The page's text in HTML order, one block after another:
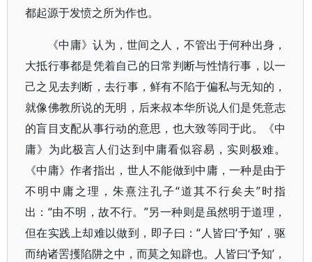
都起源于发愤之所为作也。
《中庸》认为，世间之人，不管出于何种出身，
大抵行事都是凭着自己的日常判断与性情行事，以一
己之见去判断，去行事，鲜有不陷于偏私与无知的，
就像佛教所说的无明，后来叔本华所说人们是凭意志
的盲目支配从事行动的意思，也大致等同于此。《中
庸》为此极言人们达到中庸看似容易，实则极难。
《中庸》作者指出，世人不能做到中庸，一种是由于
不明中庸之理，朱熹注孔子“道其不行矣夫”时指
出：“由不明，故不行。”另一种则是虽然明于道理，
但在实践上却难以做到，即子曰：“人皆曰‘予知’，驱
而纳诸罟擭陷阱之中，而莫之知辟也。人皆曰‘予知’，